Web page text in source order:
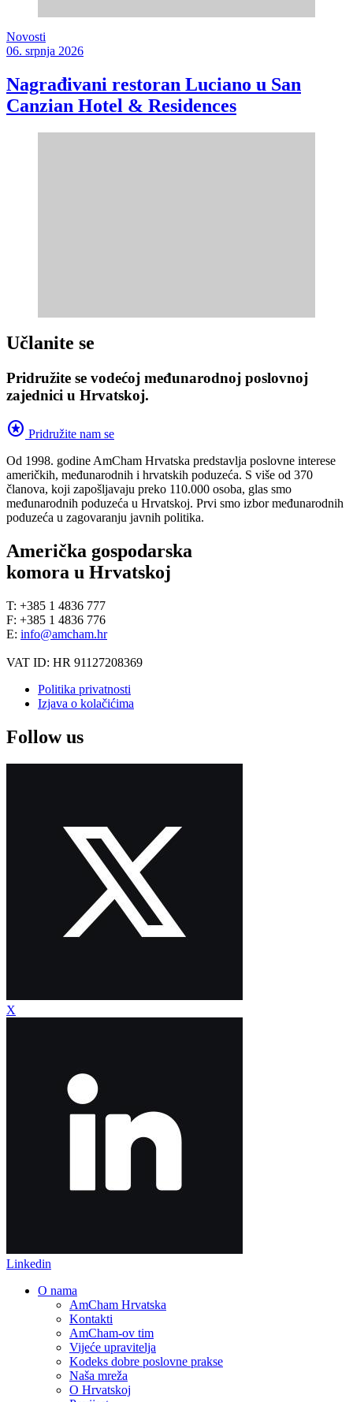
Novosti
06. srpnja 2026
Nagrađivani restoran Luciano u San
Canzian Hotel & Residences
Učlanite se
Pridružite se vodećoj međunarodnoj poslovnoj
zajednici u Hrvatskoj.
stars Pridružite nam se
Od 1998. godine AmCham Hrvatska predstavlja poslovne interese
američkih, međunarodnih i hrvatskih poduzeća. S više od 370
članova, koji zapošljavaju preko 110.000 osoba, glas smo
međunarodnih poduzeća u Hrvatskoj. Prvi smo izbor međunarodnih
poduzeća u zagovaranju javnih politika.
Američka gospodarska
komora u Hrvatskoj
T: +385 1 4836 777
F: +385 1 4836 776
E: info@amcham.hr
VAT ID: HR 91127208369
Politika privatnosti
Izjava o kolačićima
Follow us
X
Linkedin
O nama
AmCham Hrvatska
Kontakti
AmCham-ov tim
Vijeće upravitelja
Kodeks dobre poslovne prakse
Naša mreža
O Hrvatskoj